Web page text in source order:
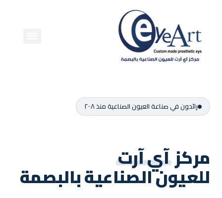
رائدون في صناعة العيون الصناعية منذ ٢٠٠٨
مركزآي آرت
للعيون الصناعية بالبصمة